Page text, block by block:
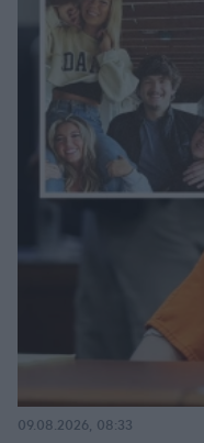
09.08.2026, 08:33